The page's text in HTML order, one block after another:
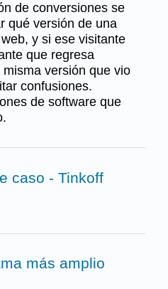
de conversiones se
qué versión de una
y si ese visitante
que regresa
versión que vio
confusiones.
de software que
caso - Tinkoff
más amplio